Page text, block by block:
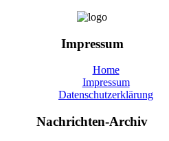
Impressum
Home
Impressum
Datenschutzerklärung
Nachrichten-Archiv